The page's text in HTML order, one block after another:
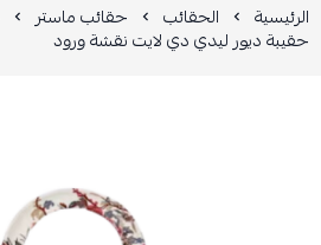
الرئيسية الحقائب حقائب ماستر
حقيبة ديور ليدي دي لايت نقشة ورود